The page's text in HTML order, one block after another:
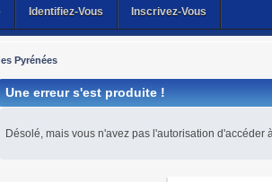
Identifiez-Vous Inscrivez-Vous
Pyrénées
Une erreur s'est produite !
Désolé, mais vous n'avez pas l'autorisation d'accéder